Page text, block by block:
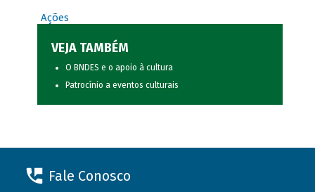
Ações
VEJA TAMBÉM
O BNDES e o apoio à cultura
Patrocínio a eventos culturais
Fale Conosco